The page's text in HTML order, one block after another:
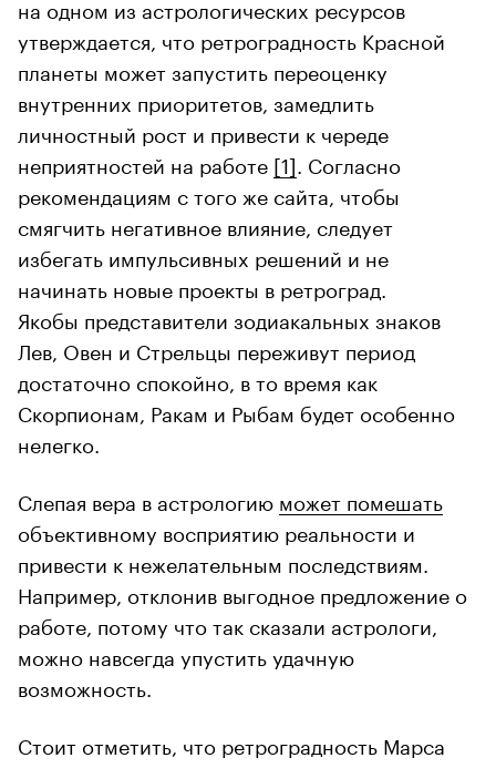
на одном из астрологических ресурсов
утверждается, что ретроградность Красной
планеты может запустить переоценку
внутренних приоритетов, замедлить
личностный рост и привести к череде
неприятностей на работе [1] . Согласно
рекомендациям с того же сайта, чтобы
смягчить негативное влияние, следует
избегать импульсивных решений и не
начинать новые проекты в ретроград.
Якобы представители зодиакальных знаков
Лев, Овен и Стрельцы переживут период
достаточно спокойно, в то время как
Скорпионам, Ракам и Рыбам будет особенно
нелегко.
Слепая вера в астрологию может помешать
объективному восприятию реальности и
привести к нежелательным последствиям.
Например, отклонив выгодное предложение о
работе, потому что так сказали астрологи,
можно навсегда упустить удачную
возможность.
Стоит отметить, что ретроградность Марса